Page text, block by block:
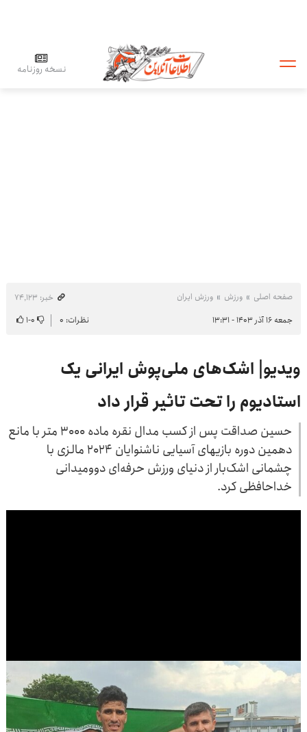
نسخه روزنامه
صفحه اصلی ورزش ورزش ایران
خبر: ۷۴٬۱۲۳
جمعه ۱۶ آذر ۱۴۰۳ - ۱۳:۳۱
نظرات: ۰ ۰-۱
ویدیو| اشک‌های ملی‌پوش ایرانی یک
استادیوم را تحت تاثیر قرار داد
حسین صداقت پس از کسب مدال نقره ماده ۳۰۰۰ متر با مانع
دهمین دوره بازیهای آسیایی ناشنوایان ۲۰۲۴ مالزی با
چشمانی اشک‌بار از دنیای ورزش حرفه‌ای دوومیدانی
خداحافظی کرد.